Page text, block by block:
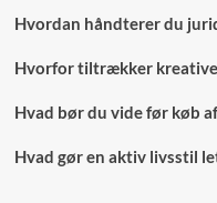
Hvordan håndterer du
Hvorfor tiltrækker
Hvad bør du vide før køb
Hvad gør en aktiv livsstil